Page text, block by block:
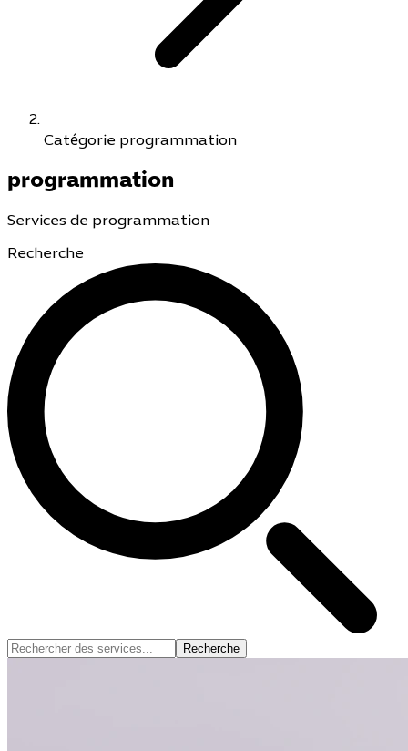
Catégorie programmation
programmation
Services de programmation
Recherche
Recherche